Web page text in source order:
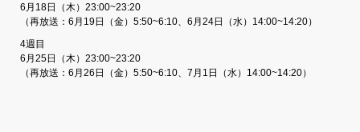
6月18日（木）23:00~23:20
（再放送：6月19日（金）5:50~6:10、6月24日（水）14:00~14:20）
4週目
6月25日（木）23:00~23:20
（再放送：6月26日（金）5:50~6:10、7月1日（水）14:00~14:20）